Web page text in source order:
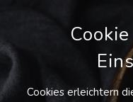
Cookies erleichtern